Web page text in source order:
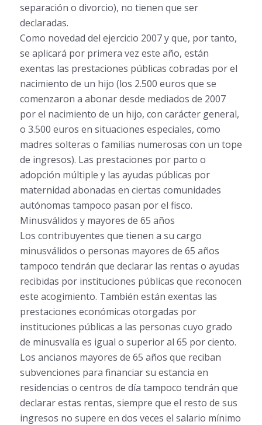
separación o divorcio), no tienen que ser
declaradas.
Como novedad del ejercicio 2007 y que, por tanto,
se aplicará por primera vez este año, están
exentas las prestaciones públicas cobradas por el
nacimiento de un hijo (los 2.500 euros que se
comenzaron a abonar desde mediados de 2007
por el nacimiento de un hijo, con carácter general,
o 3.500 euros en situaciones especiales, como
madres solteras o familias numerosas con un tope
de ingresos). Las prestaciones por parto o
adopción múltiple y las ayudas públicas por
maternidad abonadas en ciertas comunidades
autónomas tampoco pasan por el fisco.
Minusválidos y mayores de 65 años
Los contribuyentes que tienen a su cargo
minusválidos o personas mayores de 65 años
tampoco tendrán que declarar las rentas o ayudas
recibidas por instituciones públicas que reconocen
este acogimiento. También están exentas las
prestaciones económicas otorgadas por
instituciones públicas a las personas cuyo grado
de minusvalía es igual o superior al 65 por ciento.
Los ancianos mayores de 65 años que reciban
subvenciones para financiar su estancia en
residencias o centros de día tampoco tendrán que
declarar estas rentas, siempre que el resto de sus
ingresos no supere en dos veces el salario mínimo